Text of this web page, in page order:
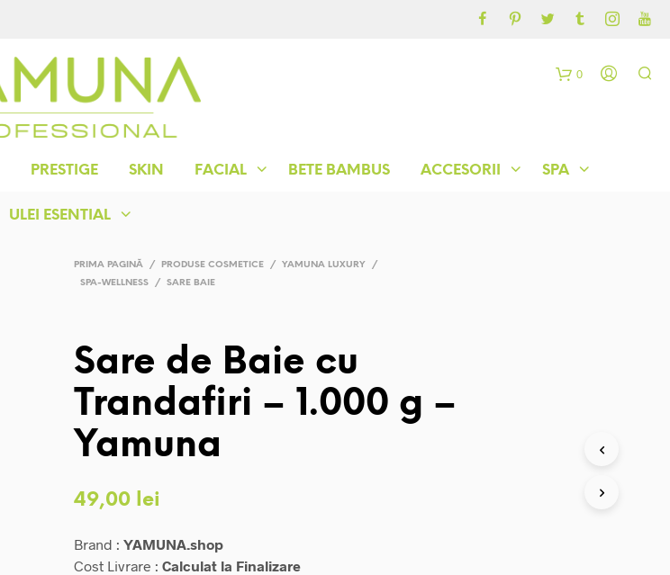
MAGAZIN YAMUNA
PRESTIGE SKIN FACIAL BETE BAMBUS ACCESORII SPA
ULEI ESENTIAL
0
PRIMA PAGINĂ / PRODUSE COSMETICE / YAMUNA LUXURY
/
SPA-WELLNESS
/ SARE BAIE
Sare de Baie cu
Trandafiri – 1.000 g –
Yamuna
49,00 lei
Brand : YAMUNA.shop
Cost Livrare : Calculat la Finalizare